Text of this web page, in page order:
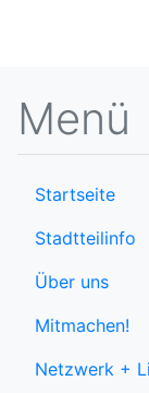
Menü
Startseite
Stadtteilinfo
Über uns
Mitmachen!
Netzwerk +